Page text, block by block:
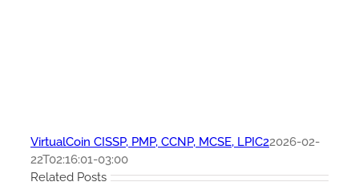
VirtualCoin CISSP, PMP, CCNP, MCSE, LPIC22026-02-
22T02:16:01-03:00
Related Posts